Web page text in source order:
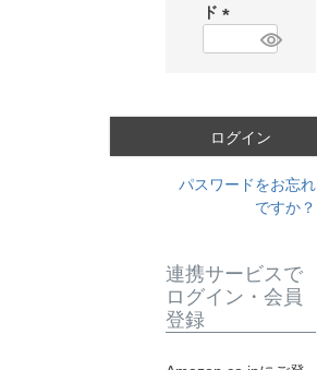
ド
ログイン
パスワードをお忘れ
ですか？
連携サービスで
ログイン・会員
登録